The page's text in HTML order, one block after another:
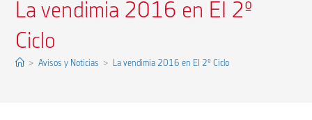
La vendimia 2016 en EI 2º
Ciclo
> Avisos y Noticias > La vendimia 2016 en EI 2º Ciclo